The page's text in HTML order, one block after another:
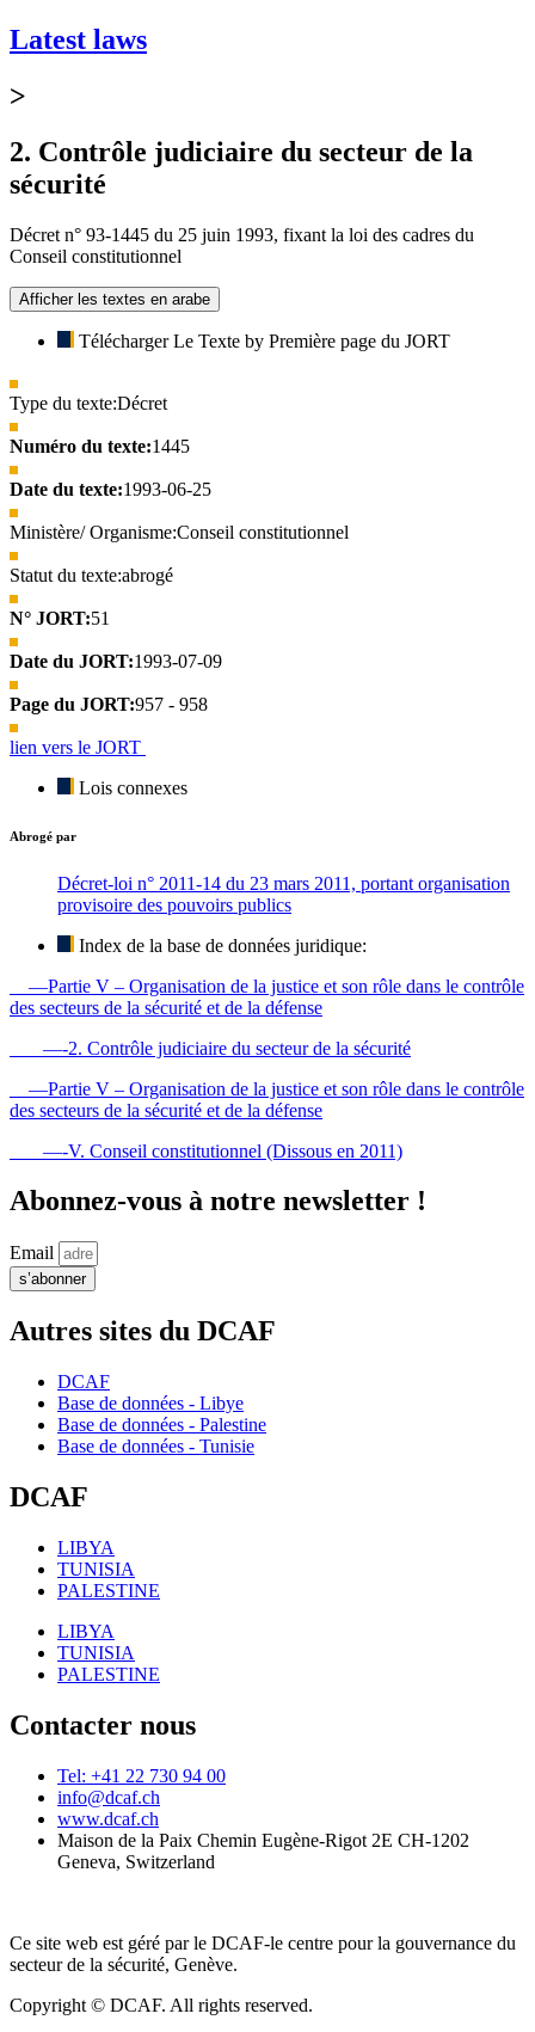
Latest laws
>
2. Contrôle judiciaire du secteur de la
sécurité
Décret n° 93-1445 du 25 juin 1993, fixant la loi des cadres du
Conseil constitutionnel
Afficher les textes en arabe
Télécharger Le Texte by Première page du JORT
Type du texte:Décret
Numéro du texte:1445
Date du texte:1993-06-25
Ministère/ Organisme:Conseil constitutionnel
Statut du texte:abrogé
N° JORT:51
Date du JORT:1993-07-09
Page du JORT:957 - 958
lien vers le JORT
Lois connexes
Abrogé par
Décret-loi n° 2011-14 du 23 mars 2011, portant organisation
provisoire des pouvoirs publics
Index de la base de données juridique:
—Partie V – Organisation de la justice et son rôle dans le contrôle
des secteurs de la sécurité et de la défense
—-2. Contrôle judiciaire du secteur de la sécurité
—Partie V – Organisation de la justice et son rôle dans le contrôle
des secteurs de la sécurité et de la défense
—-V. Conseil constitutionnel (Dissous en 2011)
Abonnez-vous à notre newsletter !
Email
s’abonner
Autres sites du DCAF
DCAF
Base de données - Libye
Base de données - Palestine
Base de données - Tunisie
DCAF
LIBYA
TUNISIA
PALESTINE
LIBYA
TUNISIA
PALESTINE
Contacter nous
Tel: +41 22 730 94 00
info@dcaf.ch
www.dcaf.ch
Maison de la Paix Chemin Eugène-Rigot 2E CH-1202
Geneva, Switzerland
Ce site web est géré par le DCAF-le centre pour la gouvernance du
secteur de la sécurité, Genève.
Copyright © DCAF. All rights reserved.